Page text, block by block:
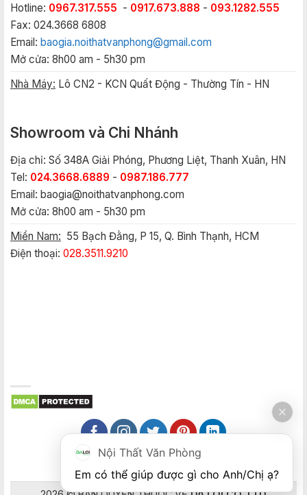
Hotline: 0967.317.555 - 0917.673.888 - 093.1282.555
Fax: 024.3668 6808
Email: baogia.noithatvanphong@gmail.com
Mở cửa: 8h00 am - 5h30 pm
Nhà Máy: Lô CN2 - KCN Quất Động - Thường Tín - HN
Showroom và Chi Nhánh
Địa chỉ: Số 348A Giải Phóng, Phương Liệt, Thanh Xuân, HN
Tel: 024.3668.6889 - 0987.186.777
Email: baogia@noithatvanphong.com
Mở cửa: 8h00 am - 5h30 pm
Miền Nam: 55 Bạch Đằng, P 15, Q. Bình Thạnh, HCM
Điện thoại: 028.3511.9210
Nội Thất Văn Phòng